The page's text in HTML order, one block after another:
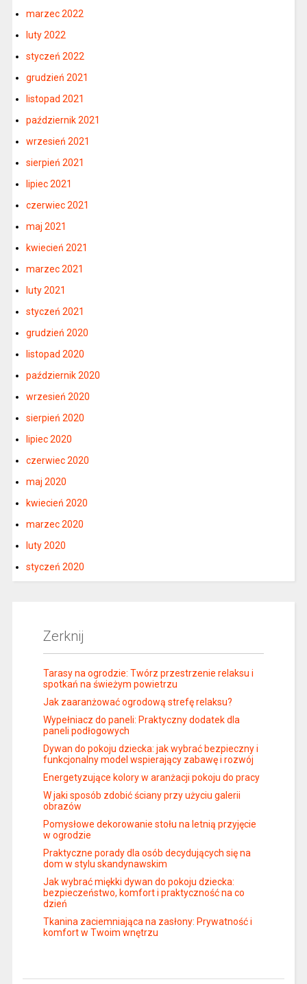
marzec 2022
luty 2022
styczeń 2022
grudzień 2021
listopad 2021
październik 2021
wrzesień 2021
sierpień 2021
lipiec 2021
czerwiec 2021
maj 2021
kwiecień 2021
marzec 2021
luty 2021
styczeń 2021
grudzień 2020
listopad 2020
październik 2020
wrzesień 2020
sierpień 2020
lipiec 2020
czerwiec 2020
maj 2020
kwiecień 2020
marzec 2020
luty 2020
styczeń 2020
Zerknij
Tarasy na ogrodzie: Twórz przestrzenie relaksu i
spotkań na świeżym powietrzu
Jak zaaranżować ogrodową strefę relaksu?
Wypełniacz do paneli: Praktyczny dodatek dla
paneli podłogowych
Dywan do pokoju dziecka: jak wybrać bezpieczny i
funkcjonalny model wspierający zabawę i rozwój
Energetyzujące kolory w aranżacji pokoju do pracy
W jaki sposób zdobić ściany przy użyciu galerii
obrazów
Pomysłowe dekorowanie stołu na letnią przyjęcie
w ogrodzie
Praktyczne porady dla osób decydujących się na
dom w stylu skandynawskim
Jak wybrać miękki dywan do pokoju dziecka:
bezpieczeństwo, komfort i praktyczność na co
dzień
Tkanina zaciemniająca na zasłony: Prywatność i
komfort w Twoim wnętrzu